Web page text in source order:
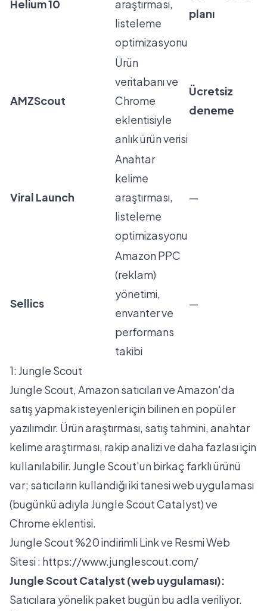
Helium 10
araştırması,
listeleme
optimizasyonu
planı
AMZScout
Ürün
veritabanı ve
Chrome
eklentisiyle
anlık ürün verisi
Ücretsiz
deneme
Viral Launch
Anahtar
kelime
araştırması,
listeleme
optimizasyonu
—
Sellics
Amazon PPC
(reklam)
yönetimi,
envanter ve
performans
takibi
—
1:Jungle Scout
Jungle Scout, Amazon satıcıları ve Amazon'da
satış yapmak isteyenler için bilinen en popüler
yazılımdır. Ürün araştırması, satış tahmini, anahtar
kelime araştırması, rakip analizi ve daha fazlası için
kullanılabilir. Jungle Scout'un birkaç farklı ürünü
var; satıcıların kullandığı iki tanesi web uygulaması
(bugünkü adıyla Jungle Scout Catalyst) ve
Chrome eklentisi.
Jungle Scout %20 indirimli Link ve Resmi Web
Sitesi : https://www.junglescout.com/
Jungle Scout Catalyst (web uygulaması):
Satıcılara yönelik paket bugün bu adla veriliyor.